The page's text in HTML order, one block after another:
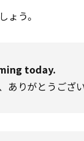
ょう。
today.
りがとうござい